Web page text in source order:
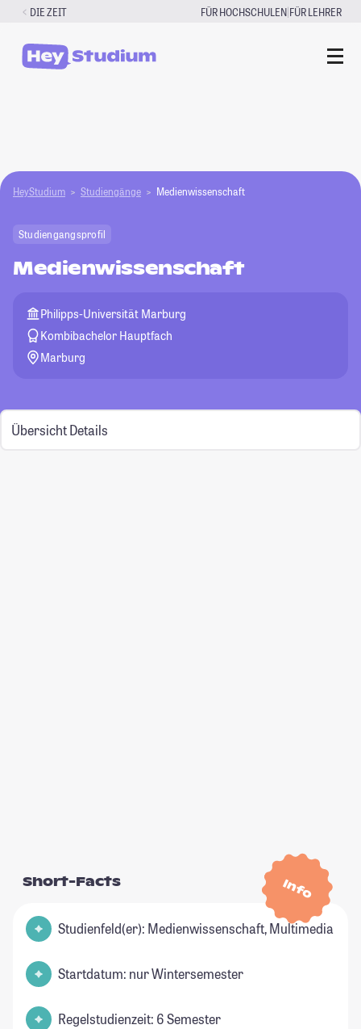
Zum
springen
DIE ZEIT FÜR HOCHSCHULEN|FÜR LEHRER
HeyStudium Studiengänge Medienwissenschaft
Studiengangsprofil
Medienwissenschaft
Philipps-Universität Marburg
Kombibachelor Hauptfach
Marburg
Übersicht Details
Info
Short-Facts
Studienfeld(er): Medienwissenschaft, Multimedia
Startdatum: nur Wintersemester
Regelstudienzeit: 6 Semester